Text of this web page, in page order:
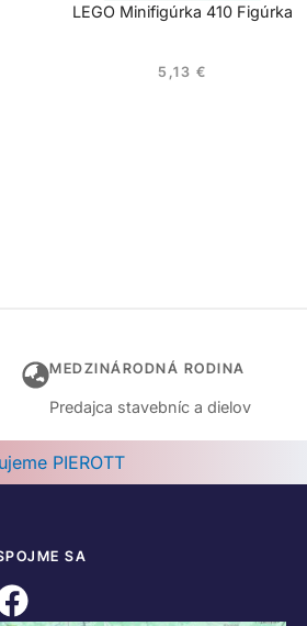
LEGO Minifigúrka 410 Figúrka
5,13 €
MEDZINÁRODNÁ RODINA
Predajca stavebníc a dielov
SA